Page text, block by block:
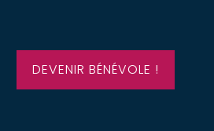
DEVENIR BÉNÉVOLE !